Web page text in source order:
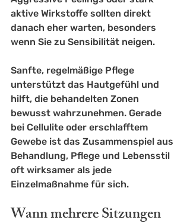
aktive Wirkstoffe sollten direkt
danach eher warten, besonders
wenn Sie zu Sensibilität neigen.
Sanfte, regelmäßige Pflege
unterstützt das Hautgefühl und
hilft, die behandelten Zonen
bewusst wahrzunehmen. Gerade
bei Cellulite oder erschlafftem
Gewebe ist das Zusammenspiel aus
Behandlung, Pflege und Lebensstil
oft wirksamer als jede
Einzelmaßnahme für sich.
Wann mehrere Sitzungen